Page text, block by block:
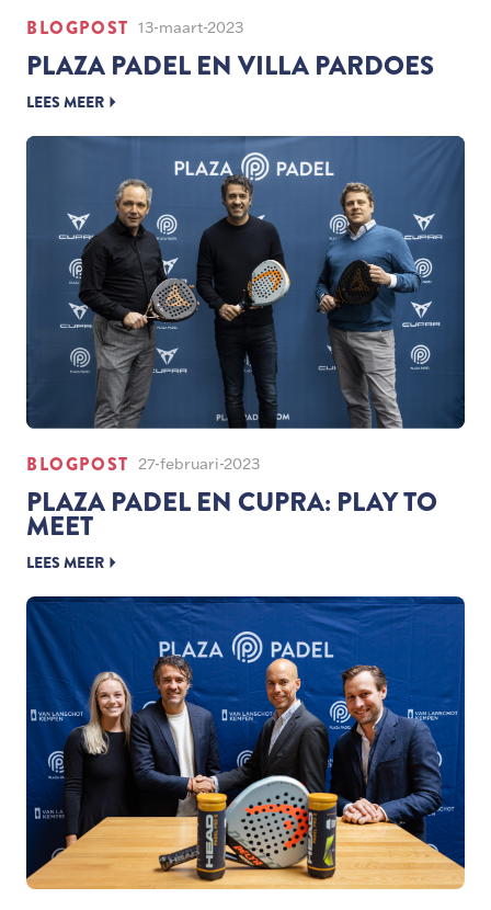
BLOGPOST 13-maart-2023
PLAZA PADEL EN VILLA PARDOES
LEES MEER
BLOGPOST 27-februari-2023
PLAZA PADEL EN CUPRA: PLAY TO
MEET
LEES MEER